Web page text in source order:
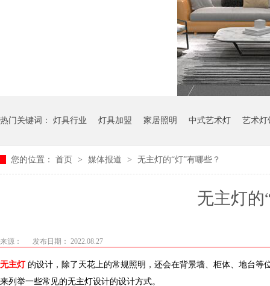
热门关键词： 灯具行业 灯具加盟 家居照明 中式艺术灯 艺术灯
您的位置： 首页 > 媒体报道 > 无主灯的“灯”有哪些？
无主灯的“
来源： 发布日期： 2022.08.27
无主灯 的设计，除了天花上的常规照明，还会在背景墙、柜体、地
来列举一些常见的无主灯设计的设计方式。